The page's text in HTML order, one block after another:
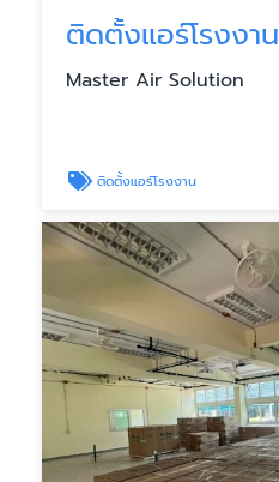
ติดตั้งแอร์โรงงาน
Master Air Solution
ติดตั้งแอร์โรงงาน